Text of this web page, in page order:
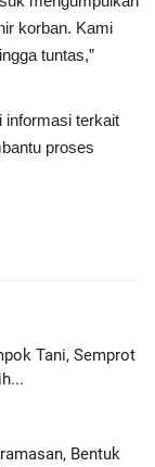
korban. Kami
tuntas,”
informasi terkait
proses
Tani, Semprot
Bentuk